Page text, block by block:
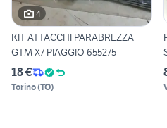
4
KIT ATTACCHI PARABREZZA
GTM X7 PIAGGIO 655275
18 €
Torino(TO)